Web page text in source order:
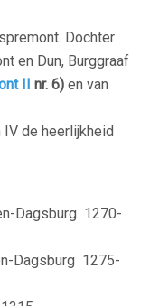
Dochter
en Dun, Burggraaf
II nr. 6) en van
de heerlijkheid
Dagsburg 1270-
Dagsburg 1275-